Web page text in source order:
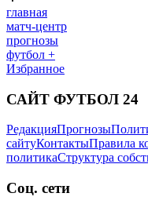
главная
матч-центр
прогнозы
футбол +
Избранное
САЙТ ФУТБОЛ 24
РедакцияПрогнозы
сайтуКонтактыПравила
политикаСтруктура
Соц. сети